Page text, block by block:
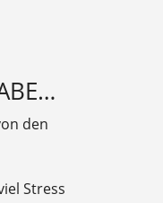
den
Stress